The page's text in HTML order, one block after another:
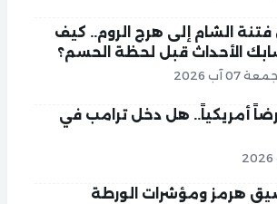
الشام إلى هرج الروم.. كيف
الأحداث قبل لحظة الحسم؟
07 آب 2026
أمريكياً.. هل دخل ترامب في
هرمز ومؤشرات الورطة